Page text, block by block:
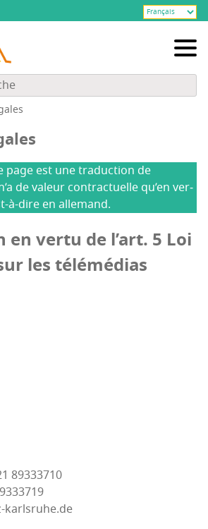
page est une tra­duc­tion de
de valeur contrac­tuelle qu’en ver­
à-dire en allemand.
ver­tu de l’art. 5 Loi
les télé­mé­dias
89333710
karlsruhe.de